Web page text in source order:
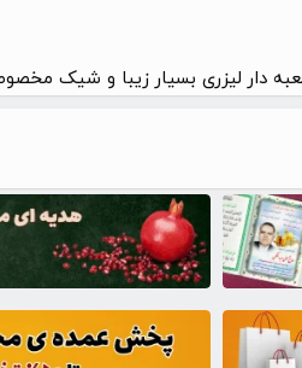
دار لیزری بسیار زیبا و شیک